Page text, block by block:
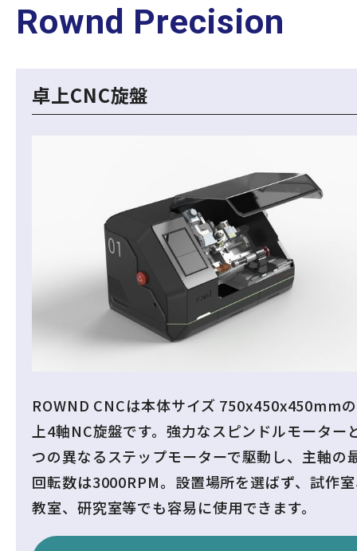
Rownd Precision
卓上CNC旋盤
ROWND CNCは本体サイズ 750x450x450mm
上4軸NC旋盤です。強力なスピンドルモーター
つの異なるステップモーターで駆動し、主軸の
回転数は3000RPM。設置場所を選ばず、試作
教室、研究室等でも容易に使用できます。